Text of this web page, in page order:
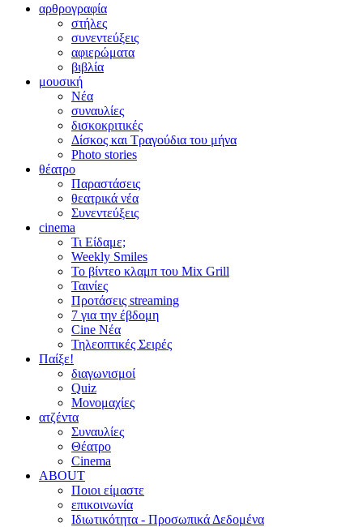
αρθρογραφία
στήλες
συνεντεύξεις
αφιερώματα
βιβλία
μουσική
Νέα
συναυλίες
δισκοκριτικές
Δίσκος και Τραγούδια του μήνα
Photo stories
θέατρο
Παραστάσεις
θεατρικά νέα
Συνεντεύξεις
cinema
Τι Είδαμε;
Weekly Smiles
Το βίντεο κλαμπ του Mix Grill
Ταινίες
Προτάσεις streaming
7 για την έβδομη
Cine Νέα
Τηλεοπτικές Σειρές
Παίξε!
διαγωνισμοί
Quiz
Μονομαχίες
ατζέντα
Συναυλίες
Θέατρο
Cinema
ABOUT
Ποιοι είμαστε
επικοινωνία
Ιδιωτικότητα - Προσωπικά Δεδομένα